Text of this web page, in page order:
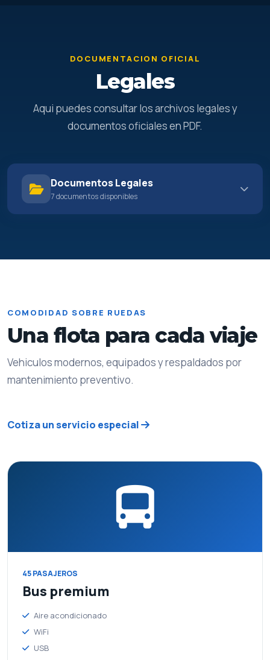
DOCUMENTACION OFICIAL
Legales
Aqui puedes consultar los archivos legales y
documentos oficiales en PDF.
Documentos Legales
7 documentos disponibles
27 de junio de 2026
Ver PDF
estados financieros aprobados
COMODIDAD SOBRE RUEDAS
Una flota para cada viaje
Vehiculos modernos, equipados y respaldados por
mantenimiento preventivo.
Cotiza un servicio especial
45 PASAJEROS
Bus premium
Aire acondicionado
WiFi
USB